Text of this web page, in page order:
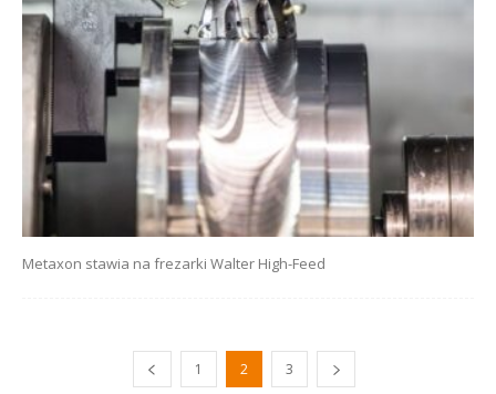
Metaxon stawia na frezarki Walter High-Feed
1 2 3